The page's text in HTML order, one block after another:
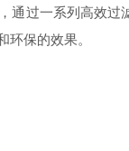
通过一系列高效
保的效果。